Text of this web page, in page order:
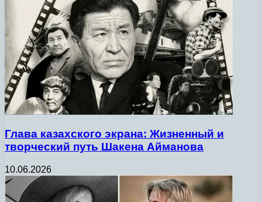
Глава казахского экрана: Жизненный и
творческий путь Шакена Айманова
10.06.2026